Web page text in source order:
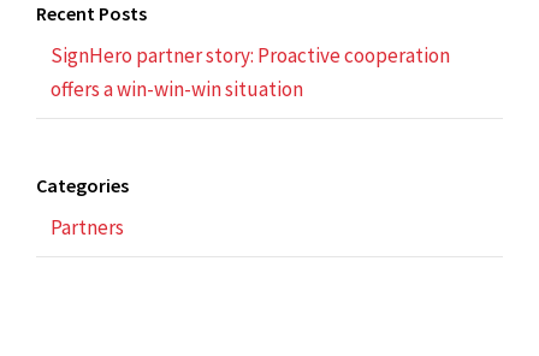
Recent Posts
SignHero partner story: Proactive cooperation
offers a win-win-win situation
Categories
Partners